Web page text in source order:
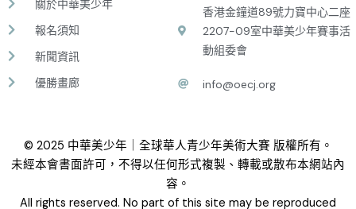
關於中華美少年
報名須知
新聞資訊
優勝畫廊
香港金鐘道89號力寶中心二座
2207-09室中華美少年賽事活
動組委會
info@oecj.org
© 2025 中華美少年｜全球華人青少年美術大賽 版權所有。
未經本會書面許可，不得以任何形式複製、轉載或散布本網站內
容。
All rights reserved. No part of this site may be reproduced